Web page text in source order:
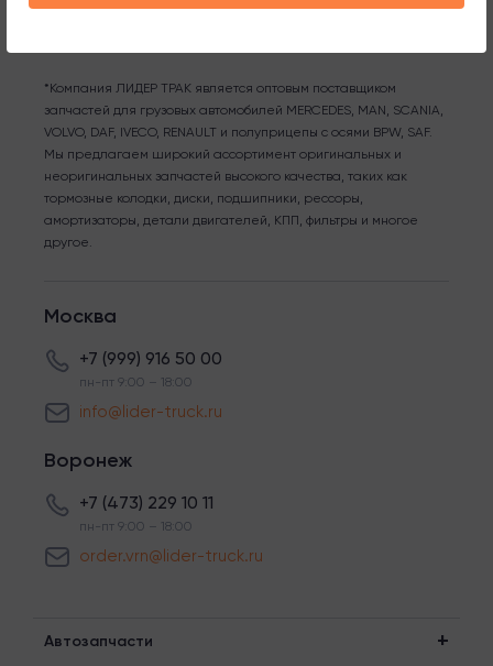
*Компания ЛИДЕР ТРАК является оптовым поставщиком
запчастей для грузовых автомобилей MERCEDES, MAN, SCANIA,
VOLVO, DAF, IVECO, RENAULT и полуприцепы с осями BPW, SAF.
Мы предлагаем широкий ассортимент оригинальных и
неоригинальных запчастей высокого качества, таких как
тормозные колодки, диски, подшипники, рессоры,
амортизаторы, детали двигателей, КПП, фильтры и многое
другое.
Москва
+7 (999) 916 50 00
пн-пт 9:00 – 18:00
info@lider-truck.ru
Воронеж
+7 (473) 229 10 11
пн-пт 9:00 – 18:00
order.vrn@lider-truck.ru
Автозапчасти